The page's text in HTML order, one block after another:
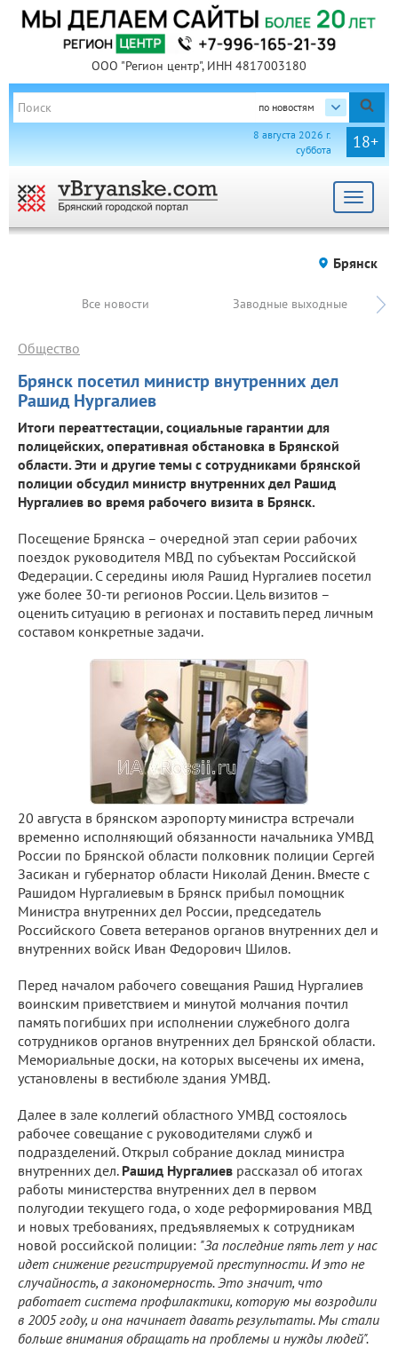
ООО "Регион центр", ИНН 4817003180
по новостям
18+
8 августа 2026 г.
суббота
Toggle
Брянск
Все новости Заводные выходные
Брянск посетил министр внутренних дел
Рашид Нургалиев
Общество
Итоги переаттестации, социальные гарантии для
полицейских, оперативная обстановка в Брянской
области. Эти и другие темы c сотрудниками брянской
полиции обсудил министр внутренних дел Рашид
Нургалиев во время рабочего визита в Брянск.
Посещение Брянска – очередной этап серии рабочих
поездок руководителя МВД по субъектам Российской
Федерации. С середины июля Рашид Нургалиев посетил
уже более 30-ти регионов России. Цель визитов –
оценить ситуацию в регионах и поставить перед личным
составом конкретные задачи.
20 августа в брянском аэропорту министра встречали
временно исполняющий обязанности начальника УМВД
России по Брянской области полковник полиции Сергей
Засикан и губернатор области Николай Денин. Вместе с
Рашидом Нургалиевым в Брянск прибыл помощник
Министра внутренних дел России, председатель
Российского Совета ветеранов органов внутренних дел и
внутренних войск Иван Федорович Шилов.
Перед началом рабочего совещания Рашид Нургалиев
воинским приветствием и минутой молчания почтил
память погибших при исполнении служебного долга
сотрудников органов внутренних дел Брянской области.
Мемориальные доски, на которых высечены их имена,
установлены в вестибюле здания УМВД.
Далее в зале коллегий областного УМВД состоялось
рабочее совещание с руководителями служб и
подразделений. Открыл собрание доклад министра
внутренних дел. Рашид Нургалиев рассказал об итогах
работы министерства внутренних дел в первом
полугодии текущего года, о ходе реформирования МВД
и новых требованиях, предъявляемых к сотрудникам
новой российской полиции: "За последние пять лет у нас
идет снижение регистрируемой преступности. И это не
случайность, а закономерность. Это значит, что
работает система профилактики, которую мы возродили
в 2005 году, и она начинает давать результаты. Мы стали
больше внимания обращать на проблемы и нужды людей".